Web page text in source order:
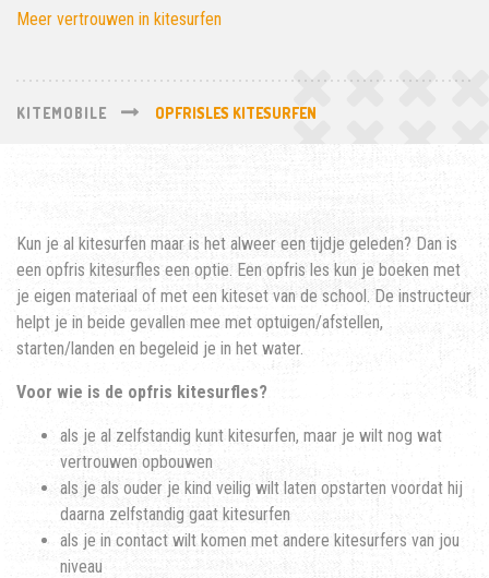
Meer vertrouwen in kitesurfen
KITEMOBILE OPFRISLES KITESURFEN
Kun je al kitesurfen maar is het alweer een tijdje geleden? Dan is
een opfris kitesurfles een optie. Een opfris les kun je boeken met
je eigen materiaal of met een kiteset van de school. De instructeur
helpt je in beide gevallen mee met optuigen/afstellen,
starten/landen en begeleid je in het water.
Voor wie is de opfris kitesurfles?
als je al zelfstandig kunt kitesurfen, maar je wilt nog wat
vertrouwen opbouwen
als je als ouder je kind veilig wilt laten opstarten voordat hij
daarna zelfstandig gaat kitesurfen
als je in contact wilt komen met andere kitesurfers van jou
niveau